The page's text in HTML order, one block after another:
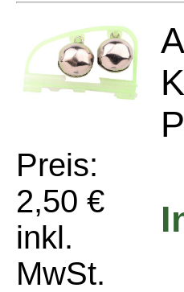
Preis:
2,50 €
inkl.
MwSt.